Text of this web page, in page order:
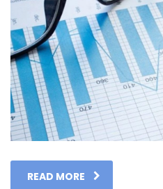
READ MORE